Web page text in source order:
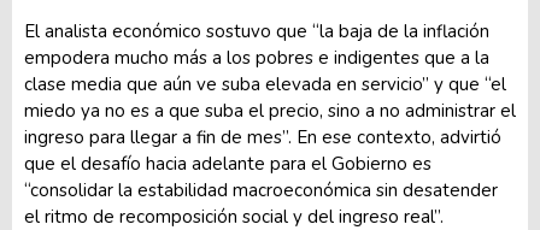
El analista económico sostuvo que “la baja de la inflación
empodera mucho más a los pobres e indigentes que a la
clase media que aún ve suba elevada en servicio” y que “el
miedo ya no es a que suba el precio, sino a no administrar el
ingreso para llegar a fin de mes”. En ese contexto, advirtió
que el desafío hacia adelante para el Gobierno es
“consolidar la estabilidad macroeconómica sin desatender
el ritmo de recomposición social y del ingreso real”.